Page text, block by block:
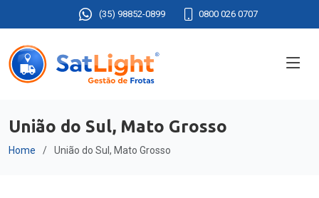
(35) 98852-0899 0800 026 0707
União do Sul, Mato Grosso
Home União do Sul, Mato Grosso